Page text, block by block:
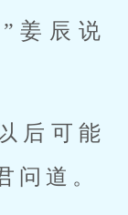
姜辰说
后可能
问道。